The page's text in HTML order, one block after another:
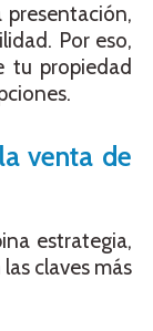
Por eso,
tu propiedad
venta de
estrategia,
claves más